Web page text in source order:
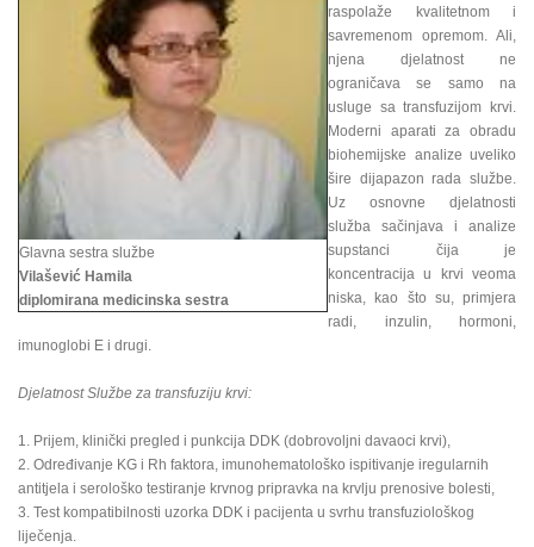
Glavna sestra službe
Vilašević Hamila
diplomirana medicinska sestra
raspolaže kvalitetnom i
savremenom opremom. Ali,
njena djelatnost ne
ograničava se samo na
usluge sa transfuzijom krvi.
Moderni aparati za obradu
biohemijske analize uveliko
šire dijapazon rada službe.
Uz osnovne djelatnosti
služba sačinjava i analize
supstanci čija je
koncentracija u krvi veoma
niska, kao što su, primjera
radi, inzulin, hormoni,
imunoglobi E i drugi.
Djelatnost Službe za transfuziju krvi:
1. Prijem, klinički pregled i punkcija DDK (dobrovoljni davaoci krvi),
2. Određivanje KG i Rh faktora, imunohematološko ispitivanje iregularnih
antitjela i serološko testiranje krvnog pripravka na krvlju prenosive bolesti,
3. Test kompatibilnosti uzorka DDK i pacijenta u svrhu transfuziološkog
liječenja.